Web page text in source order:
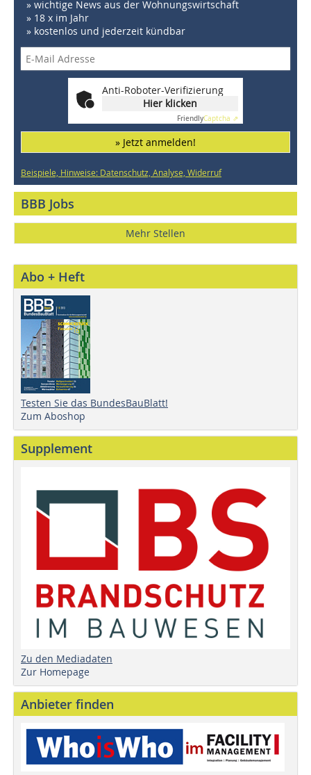
» wichtige News aus der Wohnungswirtschaft
» 18 x im Jahr
» kostenlos und jederzeit kündbar
Anti-Roboter-Verifizierung
Hier klicken
FriendlyCaptcha ⇗
» Jetzt anmelden!
Beispiele, Hinweise: Datenschutz, Analyse, Widerruf
BBB Jobs
Mehr Stellen
Abo + Heft
Testen Sie das BundesBauBlatt!
Zum Aboshop
Supplement
Zu den Mediadaten
Zur Homepage
Anbieter finden